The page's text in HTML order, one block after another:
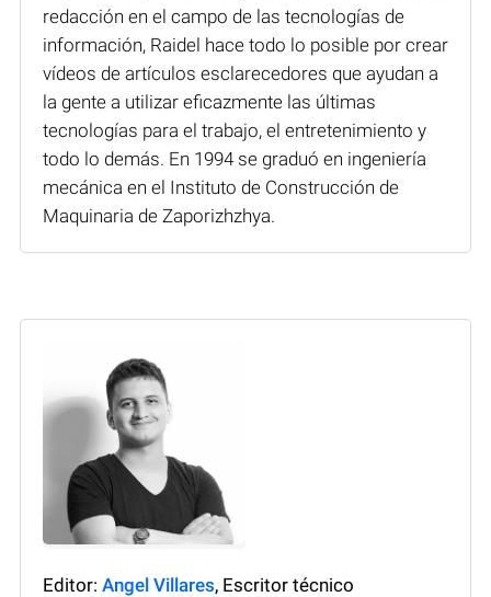
redacción en el campo de las tecnologías de
información, Raidel hace todo lo posible por crear
vídeos de artículos esclarecedores que ayudan a
la gente a utilizar eficazmente las últimas
tecnologías para el trabajo, el entretenimiento y
todo lo demás. En 1994 se graduó en ingeniería
mecánica en el Instituto de Construcción de
Maquinaria de Zaporizhzhya.
Editor: Angel Villares, Escritor técnico